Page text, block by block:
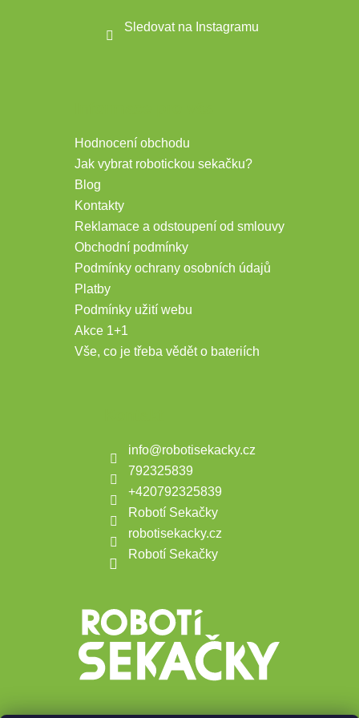
Sledovat na Instagramu
Hodnocení obchodu
Jak vybrat robotickou sekačku?
Blog
Kontakty
Reklamace a odstoupení od smlouvy
Obchodní podmínky
Podmínky ochrany osobních údajů
Platby
Podmínky užití webu
Akce 1+1
Vše, co je třeba vědět o bateriích
info@robotisekacky.cz
792325839
+420792325839
Robotí Sekačky
robotisekacky.cz
Robotí Sekačky